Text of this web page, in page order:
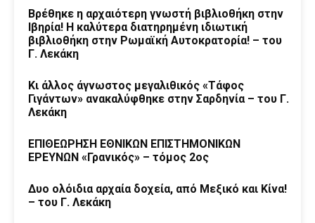
Βρέθηκε η αρχαιότερη γνωστή βιβλιοθήκη στην
Ιβηρία! Η καλύτερα διατηρημένη ιδιωτική
βιβλιοθήκη στην Ρωμαϊκή Αυτοκρατορία! – του
Γ. Λεκάκη
Κι άλλος άγνωστος μεγαλιθικός «Τάφος
Γιγάντων» ανακαλύφθηκε στην Σαρδηνία – του Γ.
Λεκάκη
ΕΠΙΘΕΩΡΗΣΗ ΕΘΝΙΚΩΝ ΕΠΙΣΤΗΜΟΝΙΚΩΝ
ΕΡΕΥΝΩΝ «Γρανικός» – τόμος 2ος
Δυο ολόιδια αρχαία δοχεία, από Μεξικό και Κίνα!
– του Γ. Λεκάκη